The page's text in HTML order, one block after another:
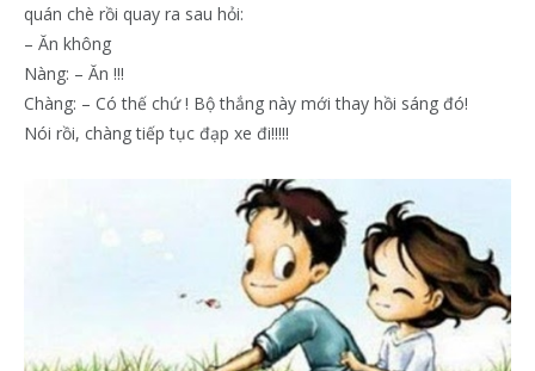
quán chè rồi quay ra sau hỏi:
– Ăn không
Nàng: – Ăn !!!
Chàng: – Có thế chứ ! Bộ thắng này mới thay hồi sáng đó!
Nói rồi, chàng tiếp tục đạp xe đi!!!!!